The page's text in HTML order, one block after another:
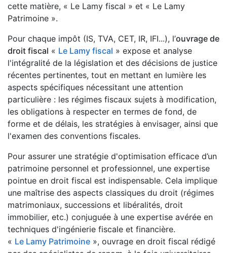
cette matière, « Le Lamy fiscal » et « Le Lamy
Patrimoine ».
Pour chaque impôt (IS, TVA, CET, IR, IFI...), l’ouvrage de
droit fiscal « Le Lamy fiscal » expose et analyse
l'intégralité de la législation et des décisions de justice
récentes pertinentes, tout en mettant en lumière les
aspects spécifiques nécessitant une attention
particulière : les régimes fiscaux sujets à modification,
les obligations à respecter en termes de fond, de
forme et de délais, les stratégies à envisager, ainsi que
l'examen des conventions fiscales.
Pour assurer une stratégie d'optimisation efficace d’un
patrimoine personnel et professionnel, une expertise
pointue en droit fiscal est indispensable. Cela implique
une maîtrise des aspects classiques du droit (régimes
matrimoniaux, successions et libéralités, droit
immobilier, etc.) conjuguée à une expertise avérée en
techniques d'ingénierie fiscale et financière.
« Le Lamy Patrimoine », ouvrage en droit fiscal rédigé